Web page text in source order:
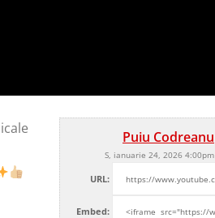
Puiu Codreanu
S, ianuarie 24, 2026 4:00pm
URL:
Embed: